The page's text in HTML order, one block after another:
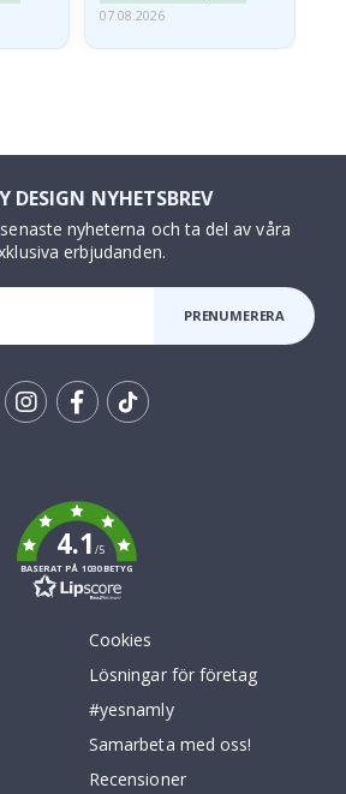
07.08.2026
DESIGN NYHETSBREV
nyheterna och ta del av våra
erbjudanden.
PRENUMERERA
4.1/5
BASERAT PÅ 1030 BETYG
Cookies
Lösningar för företag
#yesnamly
Samarbeta med oss!
Recensioner